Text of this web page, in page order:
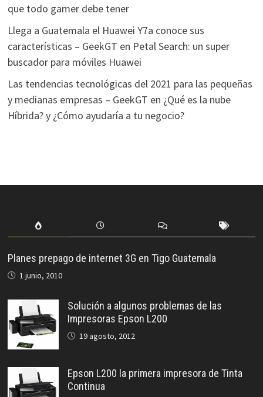
que todo gamer debe tener
Llega a Guatemala el Huawei Y7a conoce sus
características – GeekGT en Petal Search: un super
buscador para móviles Huawei
Las tendencias tecnológicas del 2021 para las pequeñas
y medianas empresas – GeekGT en ¿Qué es la nube
Híbrida? y ¿Cómo ayudaría a tu negocio?
Planes prepago de internet 3G en Tigo Guatemala
1 junio, 2010
Solución a algunos problemas de las
Impresoras Epson L200
19 agosto, 2012
Epson L200 la primera impresora de Tinta
Continua